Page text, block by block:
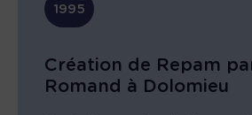
1995
Création de Repam
Romand à Dolomieu